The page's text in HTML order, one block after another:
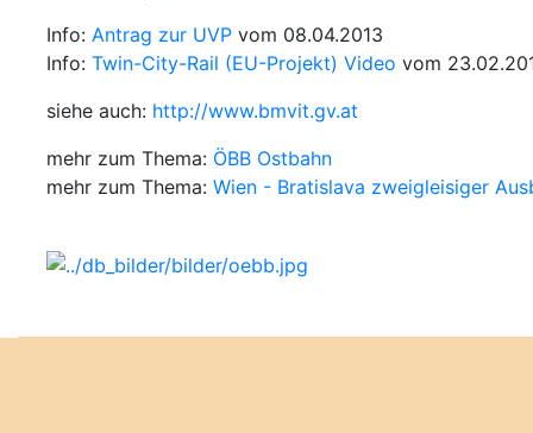
Info: Antrag zur UVP vom 08.04.2013
Info: Twin-City-Rail (EU-Projekt) Video vom
siehe auch: http://www.bmvit.gv.at
mehr zum Thema: ÖBB Ostbahn
mehr zum Thema: Wien - Bratislava zweigleisiger